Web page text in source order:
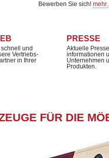
Bewerben Sie sich!
und
Vertriebs-
in Ihrer
PRESSE
Aktuelle
informationen
Unternehmen
Produkten.
FÜR DIE